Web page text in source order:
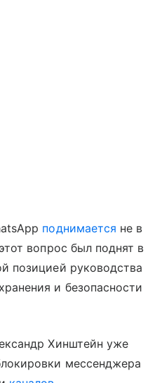
поднимается не в
вопрос был поднят в
позицией руководства
и безопасности
Хинштейн уже
мессенджера